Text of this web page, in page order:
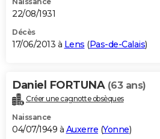
22/08/1931
Décès
17/06/2013 à Lens (Pas-de-Calais)
Daniel FORTUNA (63 ans)
Créer une cagnotte obsèques
Naissance
04/07/1949 à Auxerre (Yonne)